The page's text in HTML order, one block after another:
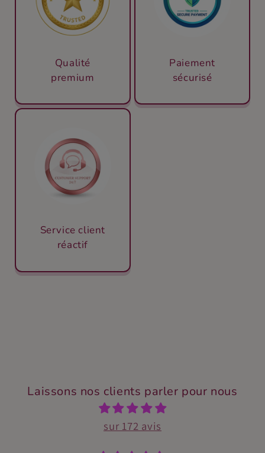
Qualité
premium
Paiement
sécurisé
Service client
réactif
Laissons nos clients parler pour nous
sur 172 avis